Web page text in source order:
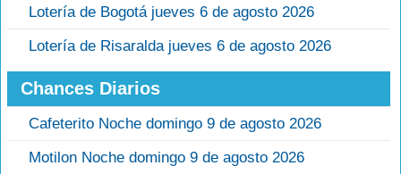
Lotería de Bogotá jueves 6 de agosto 2026
Lotería de Risaralda jueves 6 de agosto 2026
Chances Diarios
Cafeterito Noche domingo 9 de agosto 2026
Motilon Noche domingo 9 de agosto 2026